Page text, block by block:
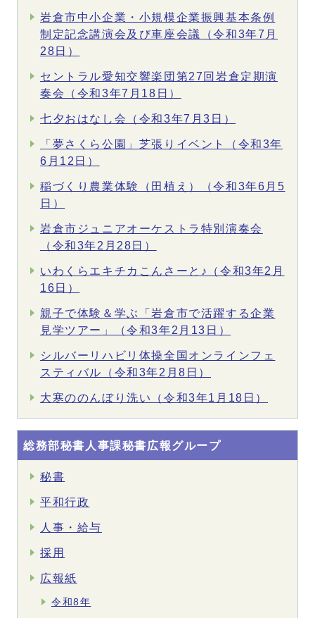
岩倉市中小企業・小規模企業振興基本条例
制定記念講演会及び車座会議（令和3年7月
28日）
セントラル愛知交響楽団第27回岩倉定期演
奏会（令和3年7月18日）
七夕おはなし会（令和3年7月3日）
「夢さくら公園」芝張りイベント（令和3年
6月12日）
稲づくり農業体験（田植え）（令和3年6月5
日）
岩倉市ジュニアオーケストラ特別演奏会
（令和3年2月28日）
いわくらエキチカこんさーと♪（令和3年2月
16日）
親子で体験＆学ぶ「岩倉市で活躍する企業
見学ツアー」（令和3年2月13日）
シルバーリハビリ体操全国オンラインフェ
スティバル（令和3年2月8日）
大寒ののんぼり洗い（令和3年1月18日）
総務部秘書人事課秘書広報グループ
秘書
平和行政
人事・給与
採用
広報紙
令和8年